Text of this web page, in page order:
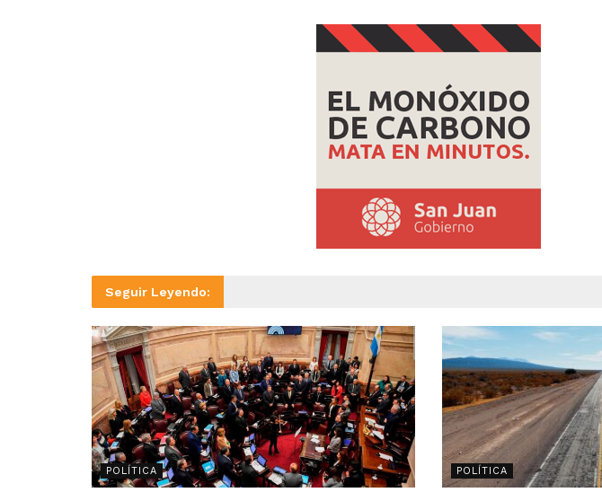
Seguir Leyendo:
POLÍTICA POLÍTICA